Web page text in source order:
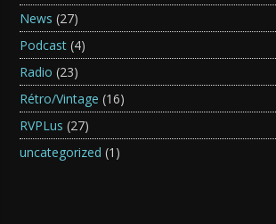
News (27)
Podcast (4)
Radio (23)
Rétro/Vintage (16)
RVPLus (27)
uncategorized (1)